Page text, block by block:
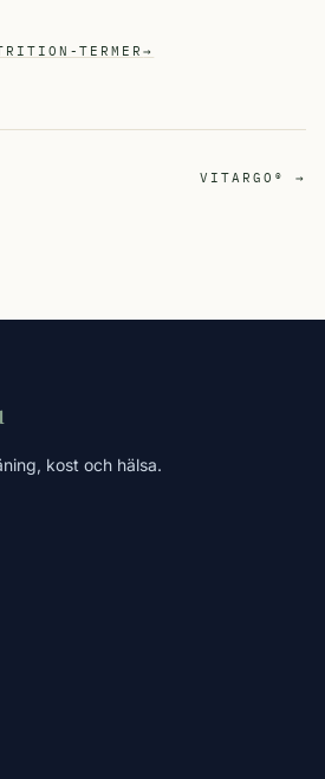
TERMER→
VITARGO® →
kost och hälsa.